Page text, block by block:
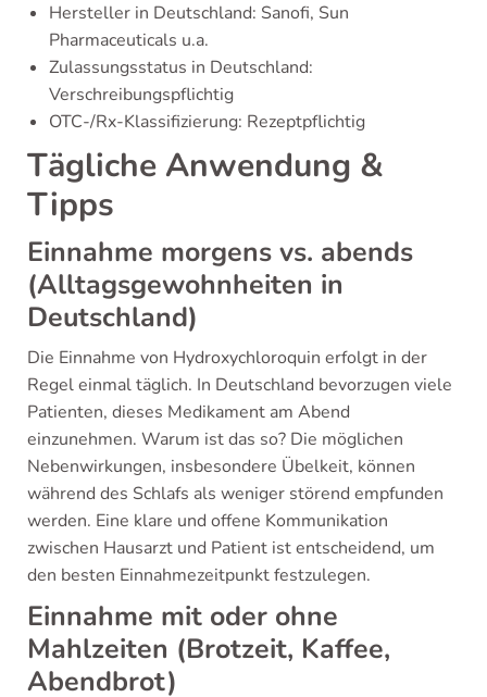
Hersteller in Deutschland: Sanofi, Sun
Pharmaceuticals u.a.
Zulassungsstatus in Deutschland:
Verschreibungspflichtig
OTC-/Rx-Klassifizierung: Rezeptpflichtig
Tägliche Anwendung &
Tipps
Einnahme morgens vs. abends
(Alltagsgewohnheiten in
Deutschland)
Die Einnahme von Hydroxychloroquin erfolgt in der
Regel einmal täglich. In Deutschland bevorzugen viele
Patienten, dieses Medikament am Abend
einzunehmen. Warum ist das so? Die möglichen
Nebenwirkungen, insbesondere Übelkeit, können
während des Schlafs als weniger störend empfunden
werden. Eine klare und offene Kommunikation
zwischen Hausarzt und Patient ist entscheidend, um
den besten Einnahmezeitpunkt festzulegen.
Einnahme mit oder ohne
Mahlzeiten (Brotzeit, Kaffee,
Abendbrot)